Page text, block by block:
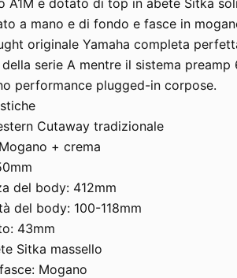
a mano e di fondo e fasce in
originale Yamaha completa
serie A mentre il sistema preamp
performance plugged-in corpose.
Cutaway tradizionale
+ crema
del body: 412mm
del body: 100-118mm
43mm
Sitka massello
Mogano